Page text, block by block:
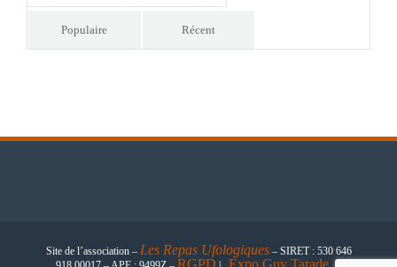
Populaire Récent
Site de l’association – Les Repas Ufologiques– SIRET : 530 646
RGPD Expo Guy Tarade